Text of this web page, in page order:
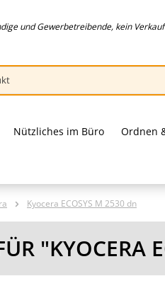
und Gewerbetreibende, kein
Nützliches im Büro Ordnen
Kyocera ECOSYS M 2530 dn
"KYOCERA